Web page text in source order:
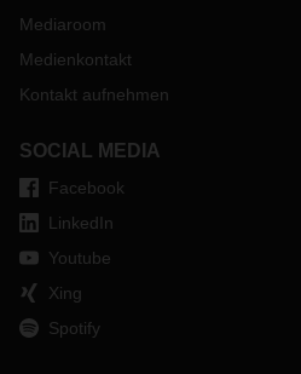
Mediaroom
Medienkontakt
Kontakt aufnehmen
SOCIAL MEDIA
Facebook
LinkedIn
Youtube
Xing
Spotify